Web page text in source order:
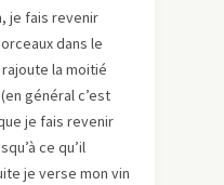
je fais revenir
dans le
la moitié
général c’est
je fais revenir
ce qu’il
je verse mon vin